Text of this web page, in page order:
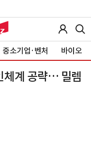
중소기업·벤처 바이오
체계 공략… 밀렘